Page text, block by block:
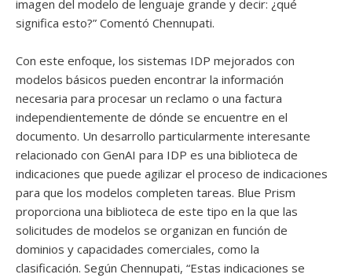
imagen del modelo de lenguaje grande y decir: ¿qué
significa esto?” Comentó Chennupati.
Con este enfoque, los sistemas IDP mejorados con
modelos básicos pueden encontrar la información
necesaria para procesar un reclamo o una factura
independientemente de dónde se encuentre en el
documento. Un desarrollo particularmente interesante
relacionado con GenAI para IDP es una biblioteca de
indicaciones que puede agilizar el proceso de indicaciones
para que los modelos completen tareas. Blue Prism
proporciona una biblioteca de este tipo en la que las
solicitudes de modelos se organizan en función de
dominios y capacidades comerciales, como la
clasificación. Según Chennupati, “Estas indicaciones se